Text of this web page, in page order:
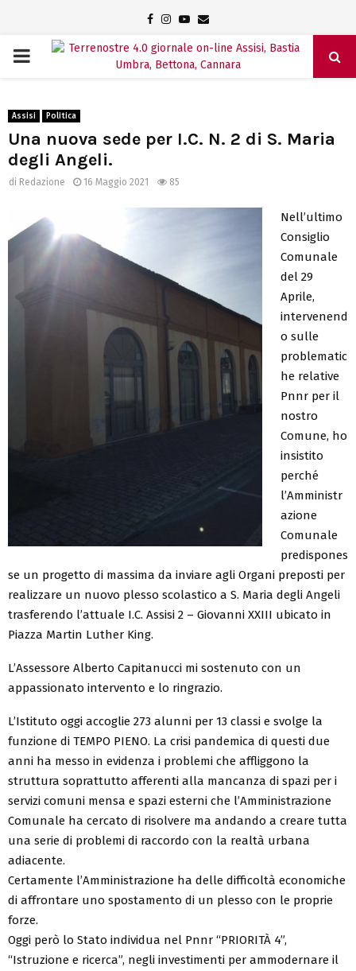
Facebook
Instagram
Youtube
Email
PRIMARY
Assisi Politica
Una nuova sede per I.C. N. 2 di S. Maria
degli Angeli.
di Redazione 16 Maggio 2021 85
Nell’ultimo
Consiglio
Comunale
del 29
Aprile,
intervenend
o sulle
problematic
he relative
Pnnr per il
nostro
Comune, ho
insistito
perché
l’Amministr
azione
Comunale
predispones
se un progetto di massima da inviare agli Organi preposti per
realizzare un nuovo plesso scolastico a S. Maria degli Angeli
trasferendo l’attuale I.C. Assisi 2 – Giovanni XXIII ubicato in
Piazza Martin Luther King.
L’Assessore Alberto Capitanucci mi sostenuto con un
appassionato intervento e lo ringrazio.
L’Istituto oggi accoglie 273 alunni per 13 classi e svolge la
funzione di TEMPO PIENO. La crisi pandemica di questi due
anni ha messo in evidenza i problemi che affliggono la
struttura soprattutto afferenti alla mancanza di spazi per i
servizi comuni mensa e spazi esterni che l’Amministrazione
Comunale ha cercato di risolvere ma andando a creare tutta
una serie di problemi di raccordo con la realtà urbana
adiacente.
Certamente l’Amministrazione ha delle difficoltà economiche
di affrontare uno spostamento di un plesso con le proprie
forze.
Oggi però lo Stato individua nel Pnnr “PRIORITÀ 4”,
“Istruzione e ricerca”, negli investimenti per ammodernare il